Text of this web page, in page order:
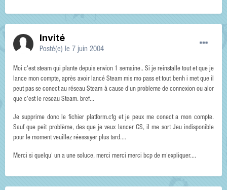
Invité
Posté(e) le 7 juin 2004
Moi c'est steam qui plante depuis envion 1 semaine.. Si je reinstalle tout et que je
lance mon compte, après avoir lancé Steam mis mo pass et tout benh i met que il
peut pas se conect au réseau Steam à cause d'un probleme de connexion ou alor
que c'est le reseau Steam. bref...
Je supprime donc le fichier platform.cfg et je peux me conect a mon compte.
Sauf que peit problème, des que je veux lancer CS, il me sort Jeu indisponible
pour le moment veuillez réessayer plus tard....
Merci si quelqu' un a une soluce, merci merci merci bcp de m'expliquer....